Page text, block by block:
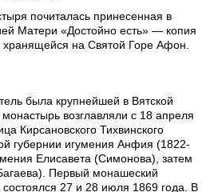
почиталась принесенная в
Матери «Достойно есть» — копия
хранящейся на Святой Горе Афон.
была крупнейшей в Вятской
возглавляли с 18 апреля
Кирсановского Тихвинского
губернии игумения Анфия (1822-
Елисавета (Симонова), затем
Первый монашеский
состоялся 27 и 28 июля 1869 года. В